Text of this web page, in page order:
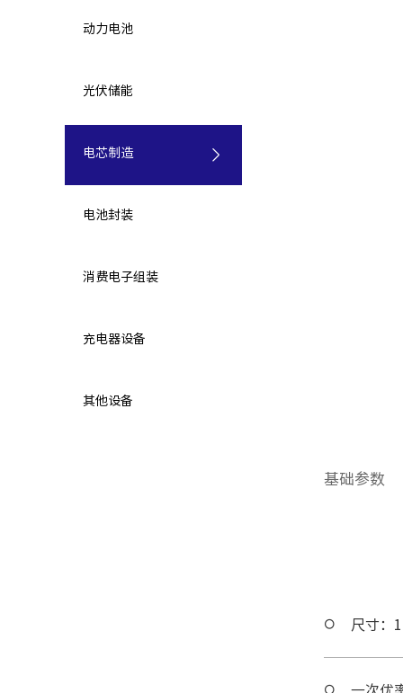
动力电池
光伏储能
电芯制造
电池封装
消费电子组装
充电器设备
其他设备
基础参数
尺寸：